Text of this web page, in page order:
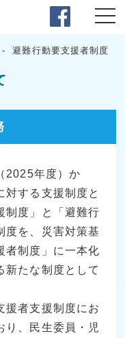
避難行動要支援者制度
2025年度）か
対する支援制度と
制度」と「避難行
度を、災害対策基
者制度」に一本化
新たな制度として
援者支援制度にお
り、民生委員・児